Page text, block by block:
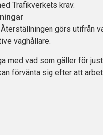
Trafikverkets krav.
görs utifrån
väghållare.
med vad som gäller för
förvänta sig efter att